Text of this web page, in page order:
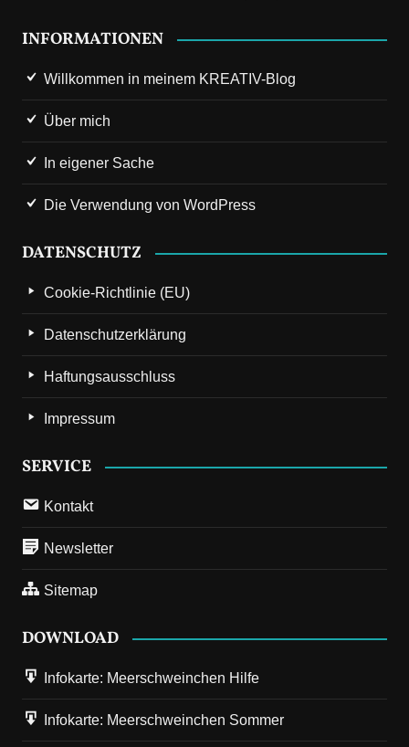
INFORMATIONEN
Willkommen in meinem KREATIV-Blog
Über mich
In eigener Sache
Die Verwendung von WordPress
DATENSCHUTZ
Cookie-Richtlinie (EU)
Datenschutzerklärung
Haftungsausschluss
Impressum
SERVICE
Kontakt
Newsletter
Sitemap
DOWNLOAD
Infokarte: Meerschweinchen Hilfe
Infokarte: Meerschweinchen Sommer